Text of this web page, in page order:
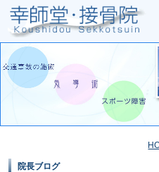
院長ブログ